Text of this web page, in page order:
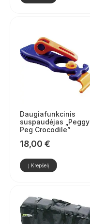
Daugiafunkcinis
suspaudėjas „Peggy
Peg Crocodile”
18,00 €
Į Krepšelį